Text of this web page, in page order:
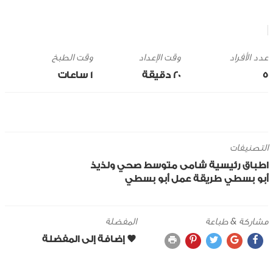
5
وقت الإعداد
20 ‎دقيقة
وقت الطبخ
1 ساعات
التصنيفات
اطباق رئيسية شامى متوسط صحي ولذيذ
أبو بسطي طريقة عمل أبو بسطي
مشاركة & طباعة المفضلة